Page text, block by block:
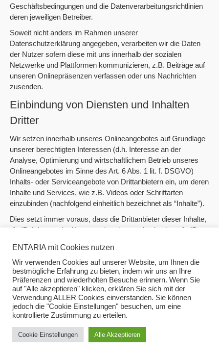
Geschäftsbedingungen und die Datenverarbeitungsrichtlinien
deren jeweiligen Betreiber.
Soweit nicht anders im Rahmen unserer
Datenschutzerklärung angegeben, verarbeiten wir die Daten
der Nutzer sofern diese mit uns innerhalb der sozialen
Netzwerke und Plattformen kommunizieren, z.B. Beiträge auf
unseren Onlinepräsenzen verfassen oder uns Nachrichten
zusenden.
Einbindung von Diensten und Inhalten
Dritter
Wir setzen innerhalb unseres Onlineangebotes auf Grundlage
unserer berechtigten Interessen (d.h. Interesse an der
Analyse, Optimierung und wirtschaftlichem Betrieb unseres
Onlineangebotes im Sinne des Art. 6 Abs. 1 lit. f. DSGVO)
Inhalts- oder Serviceangebote von Drittanbietern ein, um deren
Inhalte und Services, wie z.B. Videos oder Schriftarten
einzubinden (nachfolgend einheitlich bezeichnet als “Inhalte”).
Dies setzt immer voraus, dass die Drittanbieter dieser Inhalte,
die IP-Adresse der Nutzer wahrnehmen, da sie ohne die IP-
Die IP-Adresse ist damit für die Darstellung dieser Inhalte
erforderlich. Wir bemühen uns nur solche Inhalte zu
verwenden, deren jeweilige Anbieter die IP-Adresse lediglich
zur Auslieferung der Inhalte verwenden. Drittanbieter können
ferner so genannte Pixel-Tags (unsichtbare Grafiken, auch als
„Web Beacons“ bezeichnet) für statistische oder
Marketingzwecke verwenden. Durch die „Pixel-Tags“ können
Informationen, wie der Besucherverkehr auf den Seiten dieser
Website ausgewertet werden. Die pseudonymen
ENTARIA mit Cookies nutzen
Wir verwenden Cookies auf unserer Website, um Ihnen die
bestmögliche Erfahrung zu bieten, indem wir uns an Ihre
Präferenzen und wiederholten Besuche erinnern. Wenn Sie
auf "Alle akzeptieren" klicken, erklären Sie sich mit der
Verwendung ALLER Cookies einverstanden. Sie können
jedoch die "Cookie Einstellungen" besuchen, um eine
kontrollierte Zustimmung zu erteilen.
Cookie Einstellungen Alle Akzeptieren